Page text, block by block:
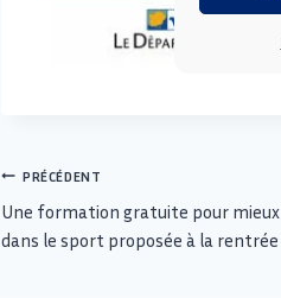
PRÉCÉDENT
Une formation gratuite pour
dans le sport proposée à la rentrée